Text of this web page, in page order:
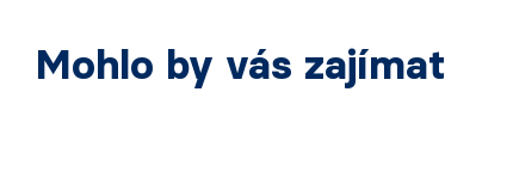
Mohlo by vás zajímat